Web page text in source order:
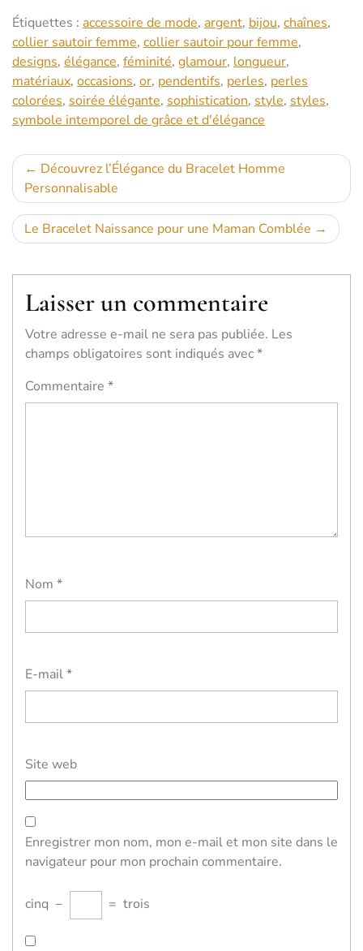
Étiquettes : accessoire de mode, argent, bijou, chaînes,
collier sautoir femme, collier sautoir pour femme,
designs, élégance, féminité, glamour, longueur,
matériaux, occasions, or, pendentifs, perles, perles
colorées, soirée élégante, sophistication, style, styles,
symbole intemporel de grâce et d'élégance
Navigation
de
l’article
Découvrez l’Élégance du Bracelet Homme
Personnalisable
Le Bracelet Naissance pour une Maman Comblée
Laisser un commentaire
Votre adresse e-mail ne sera pas publiée. Les
champs obligatoires sont indiqués avec*
Commentaire *
Nom *
E-mail*
Site web
Enregistrer mon nom, mon e-mail et mon site dans le
navigateur pour mon prochain commentaire.
cinq − = trois